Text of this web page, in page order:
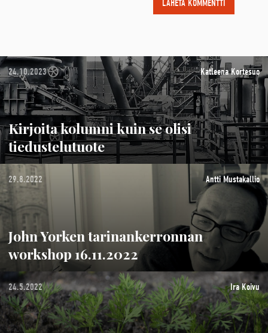
24.10.2023 Katleena Kortesuo
Kirjoita kolumni kuin se olisi
tiedustelutuote
29.8.2022 Antti Mustakallio
John Yorken tarinankerronnan
workshop 16.11.2022
24.5.2022 Ira Koivu